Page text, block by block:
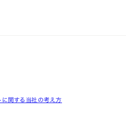
に関する当社の考え方